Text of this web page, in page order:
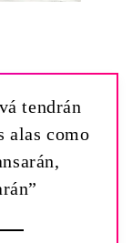
tendrán
alas como